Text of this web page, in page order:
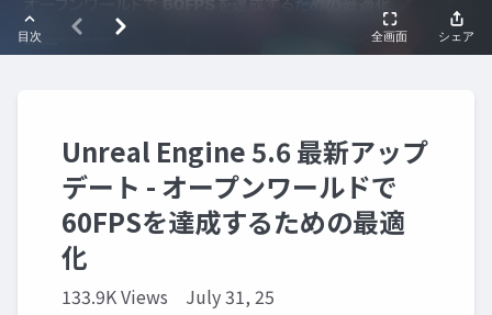
Unreal Engine 5.6 最新アップ
デート - オープンワールドで
60FPSを達成するための最適
化
133.9K Views July 31, 25